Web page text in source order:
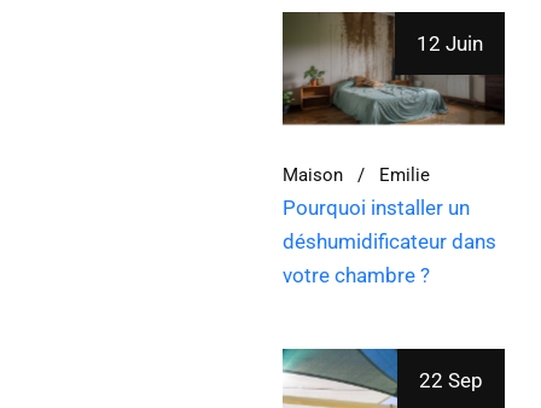
12 Juin
Maison Emilie
Pourquoi installer un
déshumidificateur dans
votre chambre ?
22 Sep